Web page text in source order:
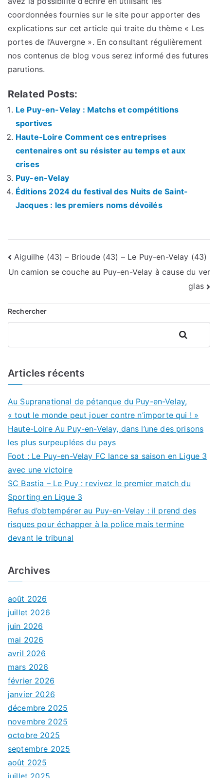
coordonnées fournies sur le site pour apporter des
explications sur cet article qui traite du thème « Les
portes de l’Auvergne ». En consultant régulièrement
nos contenus de blog vous serez informé des futures
parutions.
Related Posts:
Le Puy-en-Velay : Matchs et compétitions
sportives
Haute-Loire Comment ces entreprises
centenaires ont su résister au temps et aux
crises
Puy-en-Velay
Éditions 2024 du festival des Nuits de Saint-
Jacques : les premiers noms dévoilés
Navigation
de
l’article
Aiguilhe (43) – Brioude (43) – Le Puy-en-Velay (43)
Un camion se couche au Puy-en-Velay à cause du ver
glas
Rechercher
Rechercher
Articles récents
Au Supranational de pétanque du Puy-en-Velay,
« tout le monde peut jouer contre n’importe qui ! »
Haute-Loire Au Puy-en-Velay, dans l’une des prisons
les plus surpeuplées du pays
Foot : Le Puy-en-Velay FC lance sa saison en Ligue 3
avec une victoire
SC Bastia – Le Puy : revivez le premier match du
Sporting en Ligue 3
Refus d’obtempérer au Puy-en-Velay : il prend des
risques pour échapper à la police mais termine
devant le tribunal
Archives
août 2026
juillet 2026
juin 2026
mai 2026
avril 2026
mars 2026
février 2026
janvier 2026
décembre 2025
novembre 2025
octobre 2025
septembre 2025
août 2025
juillet 2025